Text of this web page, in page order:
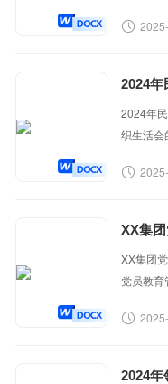
（一）围
2024年
2024年
织生活会
于担责、
XX集
XX集团
党员教
对党员进
2024年